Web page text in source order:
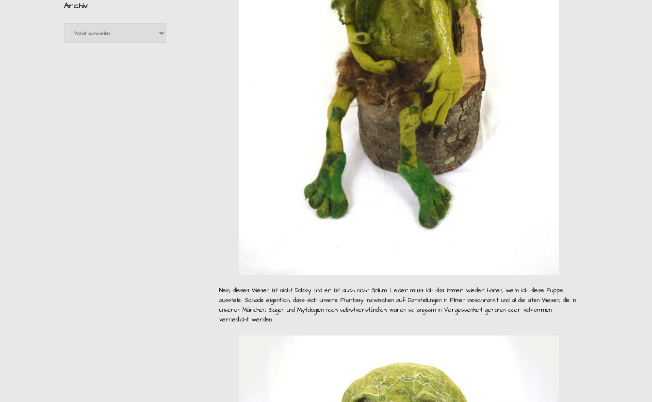
Nein, dieses Wesen ist nicht Dobby und er ist auch nicht Gollum. Leider muss ich das immer wieder hören, wenn ich diese Puppe
ausstelle. Schade eigentlich, dass sich unsere Phantasy inzwischen auf Darstellungen in Filmen beschränkt und all die alten Wesen, die in
unseren Märchen, Sagen und Mytologien noch selbstverständlich waren so langsam in Vergessenheit geraten oder vollkommen
verniedlicht werden.
Archiv